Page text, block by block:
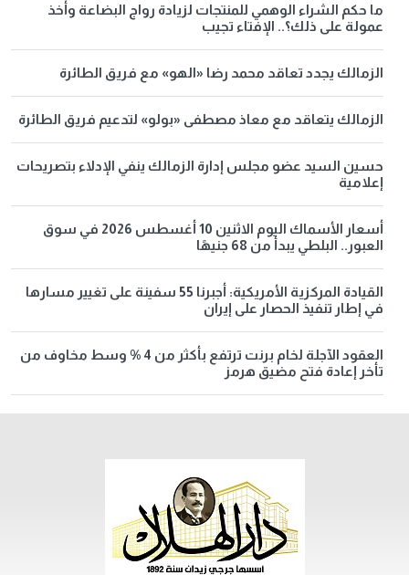
ما حكم الشراء الوهمي للمنتجات لزيادة رواج البضاعة وأخذ
عمولة على ذلك؟.. الإفتاء تجيب
الزمالك يجدد تعاقد محمد رضا «الهو» مع فريق الطائرة
الزمالك يتعاقد مع معاذ مصطفى «بولو» لتدعيم فريق الطائرة
حسين السيد عضو مجلس إدارة الزمالك ينفي الإدلاء بتصريحات
إعلامية
أسعار الأسماك اليوم الاثنين 10 أغسطس 2026 في سوق
العبور.. البلطي يبدأ من 68 جنيهًا
القيادة المركزية الأمريكية: أجبرنا 55 سفينة على تغيير مسارها
في إطار تنفيذ الحصار على إيران
العقود الآجلة لخام برنت ترتفع بأكثر من 4 % وسط مخاوف من
تأخر إعادة فتح مضيق هرمز